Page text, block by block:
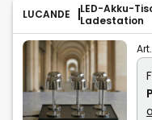
LUCANDE
LED-Akku-
Ladestation